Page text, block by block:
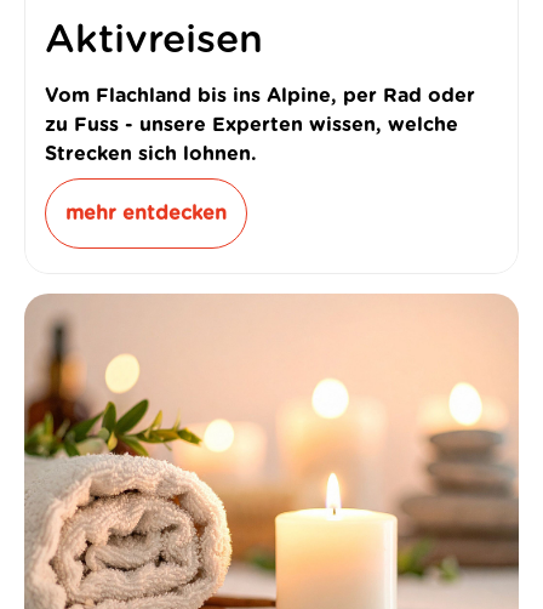
Aktivreisen
Vom Flachland bis ins Alpine, per Rad oder
zu Fuss - unsere Experten wissen, welche
Strecken sich lohnen.
mehr entdecken